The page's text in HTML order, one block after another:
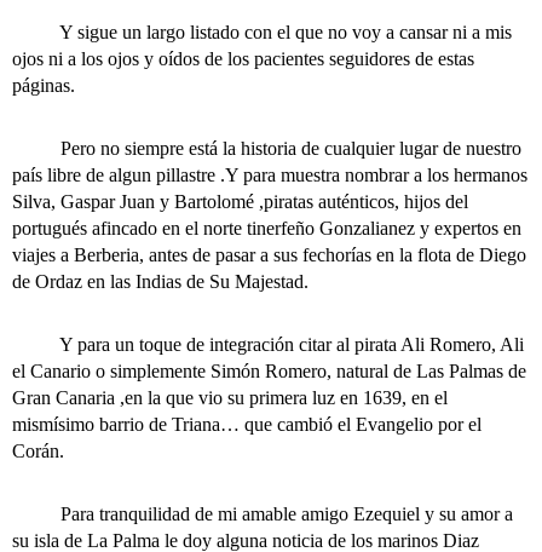
Y sigue un largo listado con el que no voy a cansar ni a mis
ojos ni a los ojos y oídos de los pacientes seguidores de estas
páginas.
Pero no siempre está la historia de cualquier lugar de nuestro
país libre de algun pillastre .Y para muestra nombrar a los hermanos
Silva, Gaspar Juan y Bartolomé ,piratas auténticos, hijos del
portugués afincado en el norte tinerfeño Gonzalianez y expertos en
viajes a Berberia, antes de pasar a sus fechorías en la flota de Diego
de Ordaz en las Indias de Su Majestad.
Y para un toque de integración citar al pirata Ali Romero, Ali
el Canario o simplemente Simón Romero, natural de Las Palmas de
Gran Canaria ,en la que vio su primera luz en 1639, en el
mismísimo barrio de Triana… que cambió el Evangelio por el
Corán.
Para tranquilidad de mi amable amigo Ezequiel y su amor a
su isla de La Palma le doy alguna noticia de los marinos Diaz